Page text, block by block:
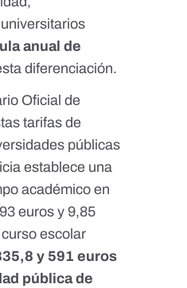
anual de
diferenciación.
Oficial de
tarifas de
públicas
establece una
académico en
euros y 9,85
escolar
y 591 euros
pública de